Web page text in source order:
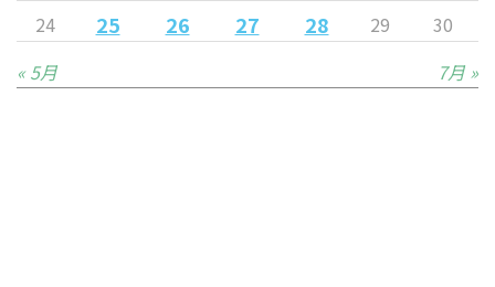
24
25 26 27 28 29
30
« 5月
7月 »